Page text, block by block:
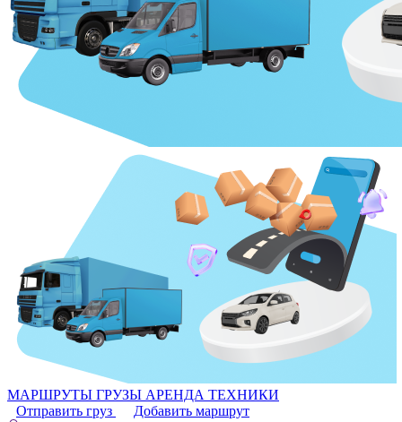
МАРШРУТЫ ГРУЗЫ АРЕНДА ТЕХНИКИ
Отправить груз
Добавить маршрут